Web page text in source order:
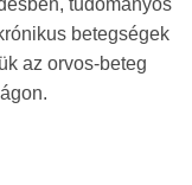
betegségek
az orvos-beteg